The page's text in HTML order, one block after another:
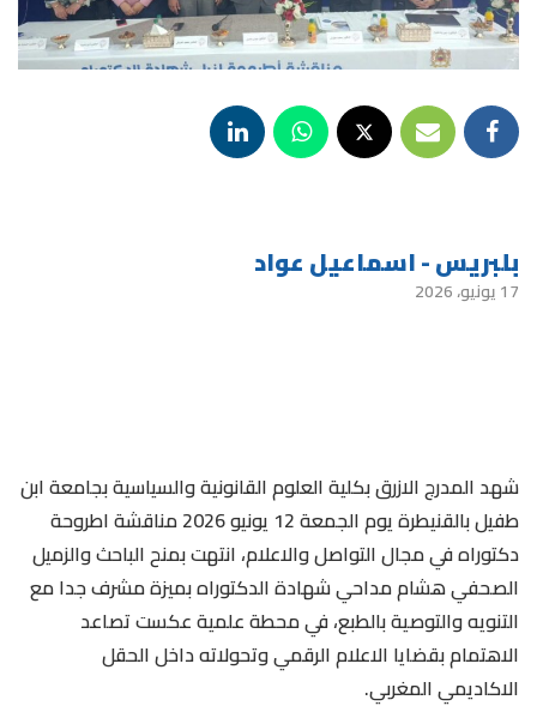
بلبريس - اسماعيل عواد
17 يونيو، 2026
شهد المدرج الازرق بكلية العلوم القانونية والسياسية بجامعة ابن
طفيل بالقنيطرة يوم الجمعة 12 يونيو 2026 مناقشة اطروحة
دكتوراه في مجال التواصل والاعلام، انتهت بمنح الباحث والزميل
الصحفي هشام مداحي شهادة الدكتوراه بميزة مشرف جدا مع
التنويه والتوصية بالطبع، في محطة علمية عكست تصاعد
الاهتمام بقضايا الاعلام الرقمي وتحولاته داخل الحقل
الاكاديمي المغربي.